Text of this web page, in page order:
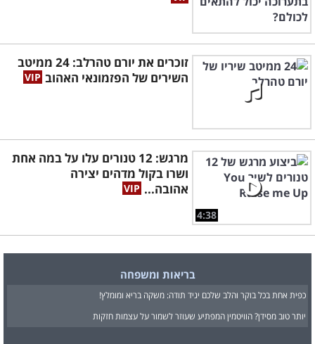
זוכרים את יורם טהרלב: 24 ממיטב
השירים של הפזמונאי האהוב
4:38
מרגש: 12 טנורים עלו על במה אחת
ושרו בקול מדהים יצירה
אהובה...
בריאות ומשפחה
כפית אחת בכל בוקר והלב שלכם יגיד תודה: משקה בריא ומומלץ!
יותר טוב מסידן? הוויטמין המפתיע שעוזר לשמור על עצמות חזקות